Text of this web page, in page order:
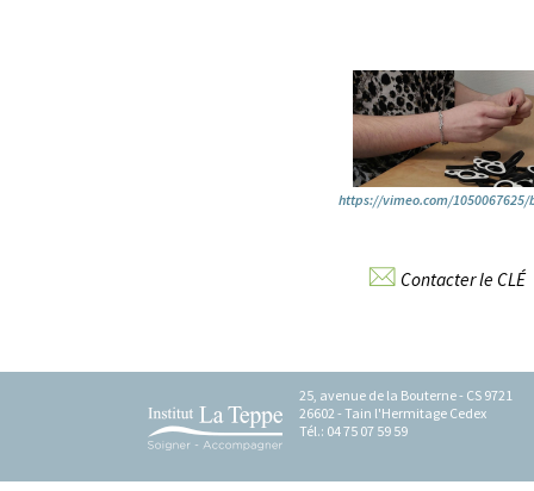
https://vimeo.com/1050067625/
Contacter le CLÉ
25, avenue de la Bouterne - CS 9721
26602 - Tain l'Hermitage Cedex
Tél.: 04 75 07 59 59